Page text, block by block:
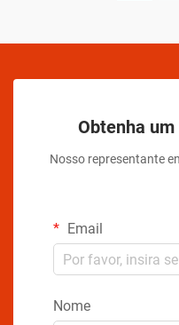
Obtenha
Nosso representante
Email
Nome